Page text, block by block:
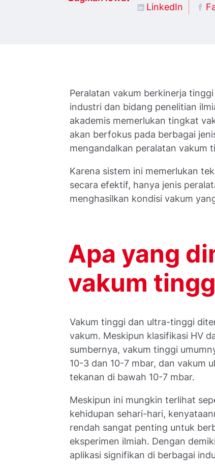
LinkedIn
Peralatan vakum berkinerja
industri dan bidang penelitian
akademis memerlukan tingkat
akan berfokus pada berbagai
mengandalkan peralatan vakum
Karena sistem ini memerlukan
secara efektif, hanya jenis
menghasilkan kondisi vakum
Apa yang
vakum
Vakum tinggi dan ultra-tinggi
vakum. Meskipun klasifikasi HV
sumbernya, vakum tinggi
10-3 dan 10-7 mbar, dan vakum
tekanan di bawah 10-7 mbar.
Meskipun ini mungkin terlihat
kehidupan sehari-hari,
rendah sangat penting untuk
eksperimen ilmiah. Dengan
aplikasi signifikan di berbagai